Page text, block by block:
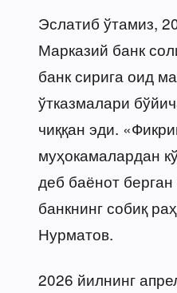
Эслатиб ўтамиз,
Марказий банк
банк сирига оид
ўтказмалари
чиққан эди.
муҳокамалардан
деб баёнот
банкнинг собиқ
Нурматов.
2026 йилнинг